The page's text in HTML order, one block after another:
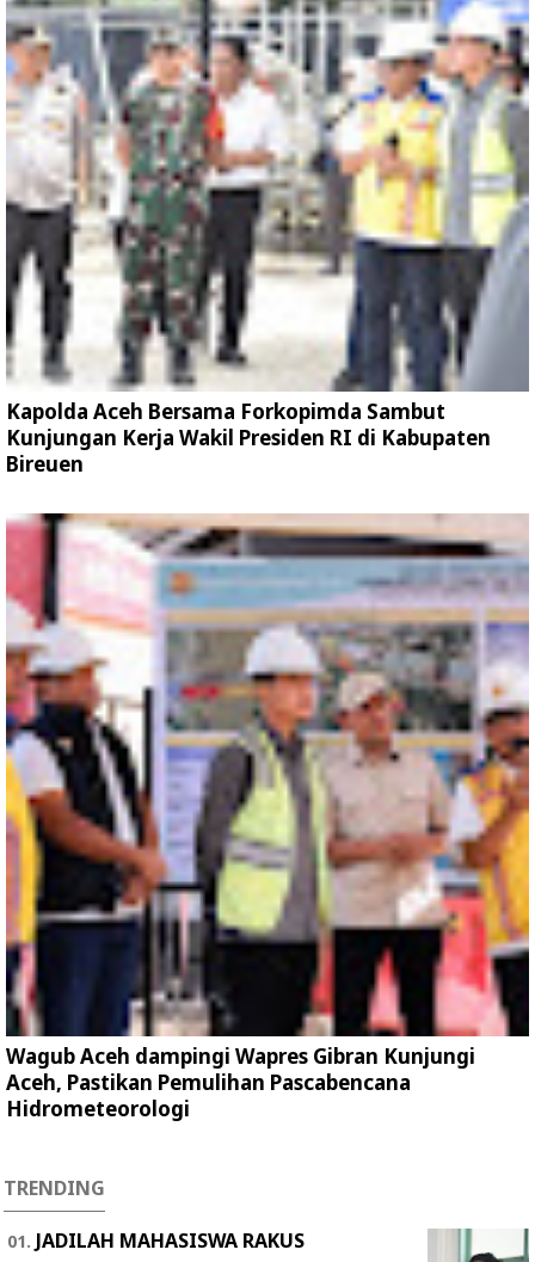
Kapolda Aceh Bersama Forkopimda Sambut
Kunjungan Kerja Wakil Presiden RI di Kabupaten
Bireuen
Wagub Aceh dampingi Wapres Gibran Kunjungi
Aceh, Pastikan Pemulihan Pascabencana
Hidrometeorologi
TRENDING
JADILAH MAHASISWA RAKUS